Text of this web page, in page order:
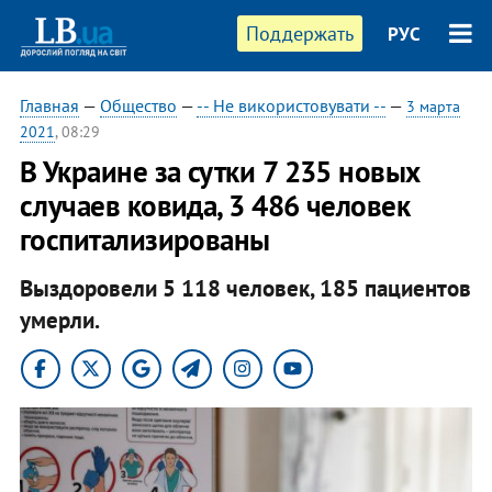
Поддержать РУС
Главная — Общество — -- Не використовувати --— 3 марта
2021, 08:29
В Украине за сутки 7 235 новых
случаев ковида, 3 486 человек
госпитализированы
Выздоровели 5 118 человек, 185 пациентов
умерли.